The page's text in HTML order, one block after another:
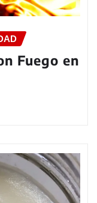
Fuego en